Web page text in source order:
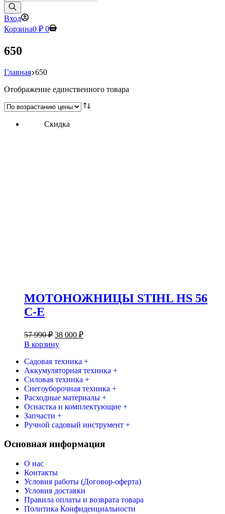
товаров
Вход
Корзина0 ₽ 0
650
Главная 650
Отображение единственного товара
Скидка
МОТОНОЖНИЦЫ STIHL HS 56
C-E
57 990₽ Первоначальная
цена
составляла
57
990 ₽.
38 000 ₽Текущая
000 ₽.
В корзину
Садовая техника +
Аккумуляторная техника +
Силовая техника +
Снегоуборочная техника +
Расходные материалы +
Оснастка и комплектующие +
Запчасти +
Ручной садовый инструмент +
Основная информация
О нас
Контакты
Условия работы (Договор-оферта)
Условия доставки
Правила оплаты и возврата товара
Политика Конфиденциальности